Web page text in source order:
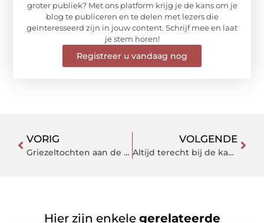
groter publiek? Met ons platform krijg je de kans om je
blog te publiceren en te delen met lezers die
geïnteresseerd zijn in jouw content. Schrijf mee en laat
je stem horen!
Registreer u vandaag nog
VORIG
Griezeltochten aan de Belgische kust
VOLGENDE
Altijd terecht bij de kapsalon in Laren
Hier zijn enkele gerelateerde